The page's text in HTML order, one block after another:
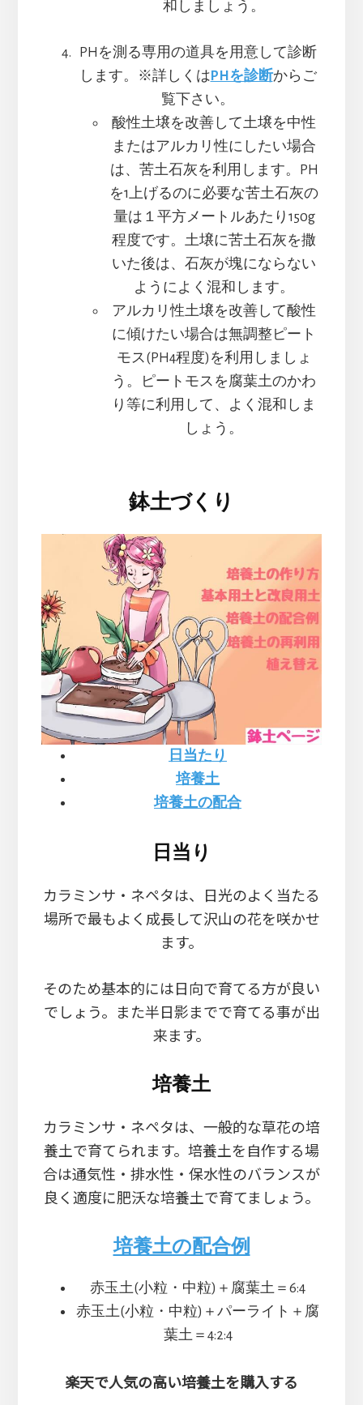
和しましょう。
PHを測る専用の道具を用意して診断
します。※詳しくは PHを診断からご
覧下さい。
酸性土壌を改善して土壌を中性
またはアルカリ性にしたい場合
は、苦土石灰を利用します。PH
を1上げるのに必要な苦土石灰の
量は１平方メートルあたり150g
程度です。土壌に苦土石灰を撒
いた後は、石灰が塊にならない
ようによく混和します。
アルカリ性土壌を改善して酸性
に傾けたい場合は無調整ピート
モス(PH4程度)を利用しましょ
う。ピートモスを腐葉土のかわ
り等に利用して、よく混和しま
しょう。
鉢土づくり
日当たり
培養土
培養土の配合
日当り
カラミンサ・ネペタは、日光のよく当たる
場所で最もよく成長して沢山の花を咲かせ
ます。
そのため基本的には日向で育てる方が良い
でしょう。また半日影までで育てる事が出
来ます。
培養土
カラミンサ・ネペタは、一般的な草花の培
養土で育てられます。培養土を自作する場
合は通気性・排水性・保水性のバランスが
良く適度に肥沃な培養土で育てましょう。
培養土の配合例
赤玉土(小粒・中粒)＋腐葉土＝6:4
赤玉土(小粒・中粒)＋パーライト＋腐
葉土＝4:2:4
楽天で人気の高い培養土を購入する